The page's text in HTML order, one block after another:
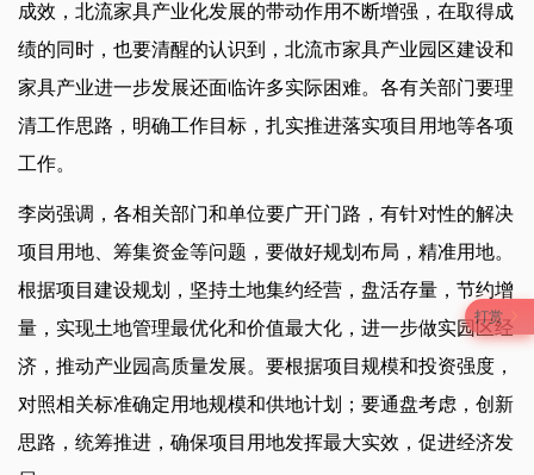
打赏
成效，北流家具产业化发展的带动作用不断增强，在取得成
绩的同时，也要清醒的认识到，北流市家具产业园区建设和
家具产业进一步发展还面临许多实际困难。各有关部门要理
清工作思路，明确工作目标，扎实推进落实项目用地等各项
工作。
李岗强调，各相关部门和单位要广开门路，有针对性的解决
项目用地、筹集资金等问题，要做好规划布局，精准用地。
根据项目建设规划，坚持土地集约经营，盘活存量，节约增
量，实现土地管理最优化和价值最大化，进一步做实园区经
济，推动产业园高质量发展。要根据项目规模和投资强度，
对照相关标准确定用地规模和供地计划；要通盘考虑，创新
思路，统筹推进，确保项目用地发挥最大实效，促进经济发